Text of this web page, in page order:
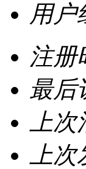
用户
注册
最后
上
上